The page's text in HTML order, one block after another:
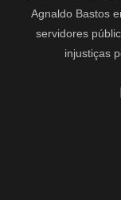
Agnaldo Bastos
servidores
injustiças